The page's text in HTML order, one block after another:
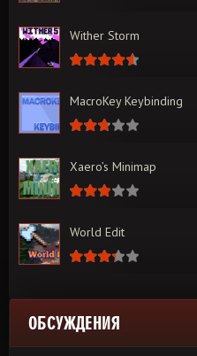
Wither Storm
MacroKey Keybinding
Xaero’s Minimap
World Edit
ОБСУЖДЕНИЯ